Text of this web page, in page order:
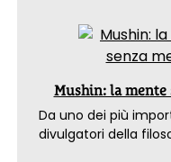
Mushin: la mente
Da uno dei più
divulgatori della